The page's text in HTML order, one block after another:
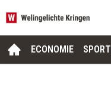
ECONOMIE SPORT